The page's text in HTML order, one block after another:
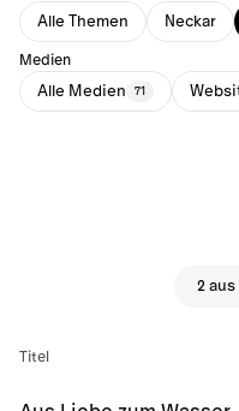
Alle Themen Neckar
Medien
Alle Medien 71
2 aus
Titel